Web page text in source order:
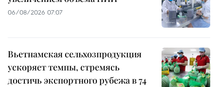
06/08/2026 07:07
Вьетнамская сельхозпродукция
ускоряет темпы, стремясь
достичь экспортного рубежа в 74